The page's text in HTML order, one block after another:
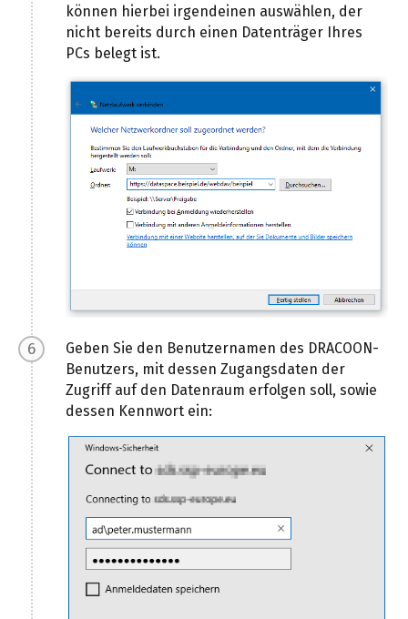
können hierbei irgendeinen auswählen, der
nicht bereits durch einen Datenträger Ihres
PCs belegt ist.
Geben Sie den Benutzernamen des DRACOON-
Benutzers, mit dessen Zugangsdaten der
Zugriff auf den Datenraum erfolgen soll, sowie
dessen Kennwort ein: